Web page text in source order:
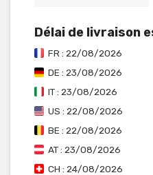
Délai de livraison
FR : 22/08/2026
DE : 23/08/2026
IT : 23/08/2026
US : 22/08/2026
BE : 22/08/2026
AT : 23/08/2026
CH : 24/08/2026